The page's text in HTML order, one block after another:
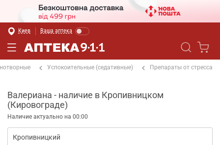
Киев Ваша аптека
Успокоительные (седативные) Препараты от стресса
Валериана - наличие в Кропивницком
(Кировограде)
Наличие актуально на 00:00